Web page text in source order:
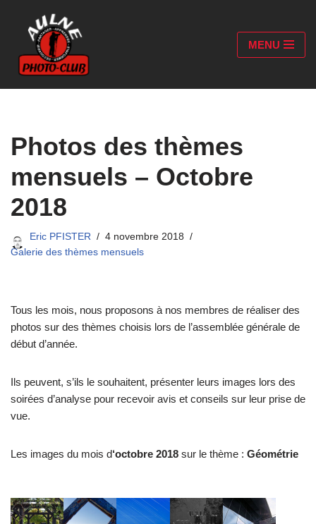
Aller
au
contenu
MENU
Photos des thèmes
mensuels – Octobre
2018
Eric PFISTER
4 novembre 2018
Galerie des thèmes mensuels
Tous les mois, nous proposons à nos membres de réaliser des
photos sur des thèmes choisis lors de l’assemblée générale de
début d’année.
Ils peuvent, s’ils le souhaitent, présenter leurs images lors des
soirées d’analyse pour recevoir avis et conseils sur leur prise de
vue.
Les images du mois d‘octobre 2018 sur le thème : Géométrie